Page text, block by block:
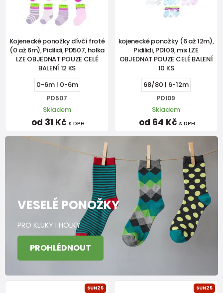
Kojenecké ponožky dívčí froté
(0 až 6m), Pidilidi, PD507, holka
LZE OBJEDNAT POUZE CELÉ
BALENÍ 12 KS
0-6m | 0-6m
PD507
Skladem
od 31 Kč s DPH
kojenecké ponožky (6 až 12m),
Pidilidi, PD109, mix LZE
OBJEDNAT POUZE CELÉ BALENÍ
10 KS
68/80 | 6-12m
PD109
Skladem
od 64 Kč s DPH
VESELÉ PONOŽKY
PRO KLUKY I HOLKY
PROHLÉDNOUT
SUN25 SUN25